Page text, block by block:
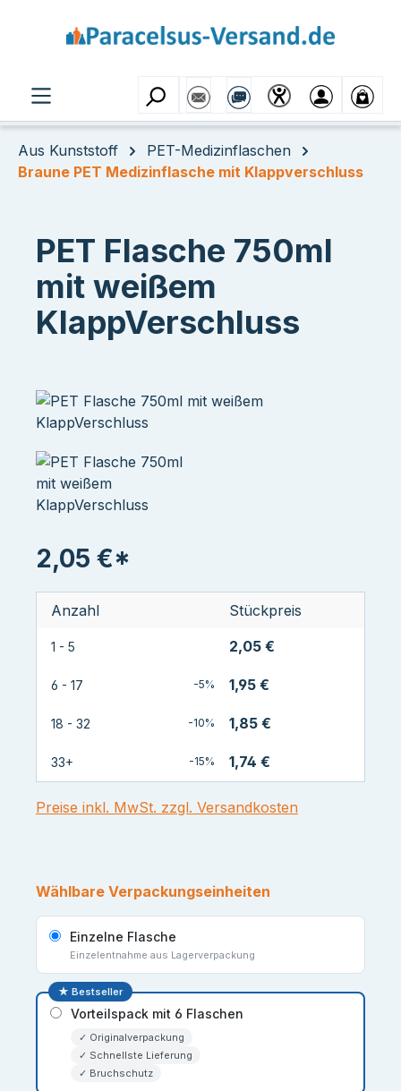
Aus Kunststoff
PET-Medizinflaschen
Braune PET Medizinflasche mit Klappverschluss
PET Flasche 750ml
mit weißem
KlappVerschluss
2,05 €*
Anzahl Stückpreis
1 - 5 2,05 €
6 - 17 -5% 1,95 €
18 - 32 -10% 1,85 €
33+ -15% 1,74 €
Preise inkl. MwSt. zzgl. Versandkosten
Wählbare Verpackungseinheiten
Einzelne Flasche
Einzelentnahme aus Lagerverpackung
★ Bestseller
Vorteilspack mit 6 Flaschen
✓ Originalverpackung
✓ Schnellste Lieferung
✓ Bruchschutz